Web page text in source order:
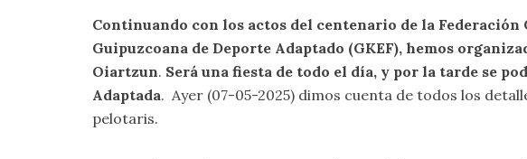
Continuando con los actos del centenario de la Federación
Guipuzcoana de Deporte Adaptado (GKEF), hemos
Oiartzun. Será una fiesta de todo el día, y por la tarde se
Adaptada. Ayer (07-05-2025) dimos cuenta de todos los
pelotaris.